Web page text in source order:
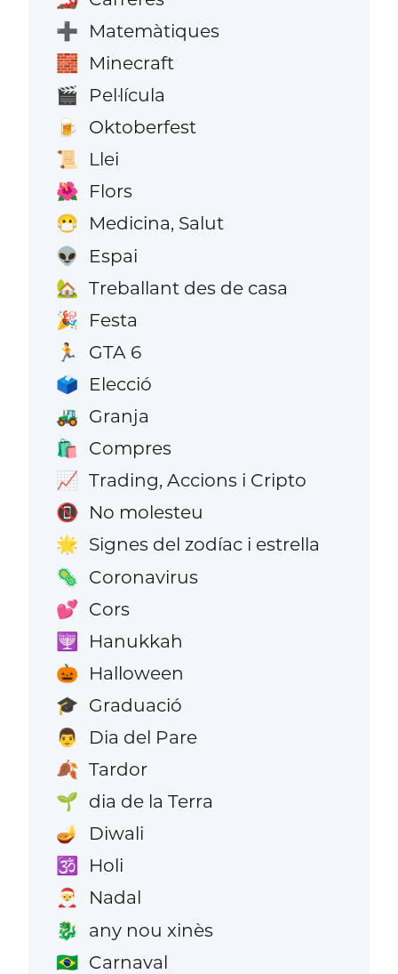
➕ Matemàtiques
🧱 Minecraft
🎬 Pel·lícula
🍺 Oktoberfest
📜 Llei
🌺 Flors
😷 Medicina, Salut
👽 Espai
🏡 Treballant des de casa
🎉 Festa
🏃 GTA 6
🗳️ Elecció
🚜 Granja
🛍️ Compres
📈 Trading, Accions i Cripto
📵 No molesteu
🌟 Signes del zodíac i estrella
🦠 Coronavirus
💕 Cors
🕎 Hanukkah
🎃 Halloween
🎓 Graduació
👨 Dia del Pare
🍂 Tardor
🌱 dia de la Terra
🪔 Diwali
🕉️ Holi
🎅 Nadal
🐉 any nou xinès
🇧🇷 Carnaval